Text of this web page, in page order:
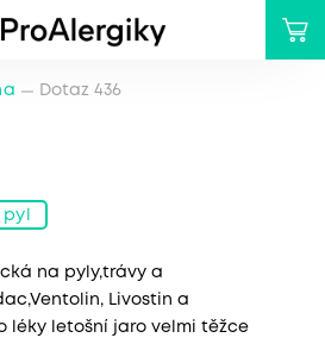
Dotaz 436
na pyly,trávy a
Livostin a
léky letošní jaro velmi těžce